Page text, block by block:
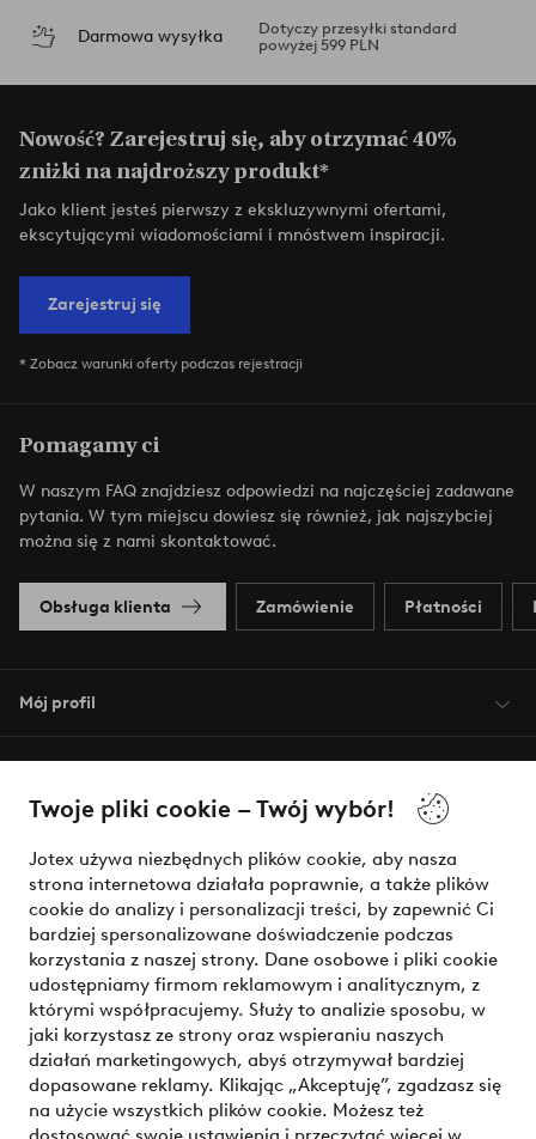
Twoje pliki cookie – Twój wybór!
Jotex używa niezbędnych plików cookie, aby nasza
strona internetowa działała poprawnie, a także plików
cookie do analizy i personalizacji treści, by zapewnić Ci
bardziej spersonalizowane doświadczenie podczas
korzystania z naszej strony. Dane osobowe i pliki cookie
udostępniamy firmom reklamowym i analitycznym, z
którymi współpracujemy. Służy to analizie sposobu, w
jaki korzystasz ze strony oraz wspieraniu naszych
działań marketingowych, abyś otrzymywał bardziej
dopasowane reklamy. Klikając „Akceptuję”, zgadzasz się
na użycie wszystkich plików cookie. Możesz też
Darmowa wysyłka
Dotyczy przesyłki standard
powyżej 599 PLN
Nowość? Zarejestruj się, aby otrzymać 40%
zniżki na najdroższy produkt*
Jako klient jesteś pierwszy z ekskluzywnymi ofertami,
ekscytującymi wiadomościami i mnóstwem inspiracji.
Zarejestruj się
* Zobacz warunki oferty podczas rejestracji
Pomagamy ci
W naszym FAQ znajdziesz odpowiedzi na najczęściej zadawane
pytania. W tym miejscu dowiesz się również, jak najszybciej
można się z nami skontaktować.
Obsługa klienta Zamówienie Płatności
Mój profil
Warunki
Bezpieczne płatności - zapłać teraz lub podziel się
Chcesz dowiedzieć się więcej o naszych opcjach płatności